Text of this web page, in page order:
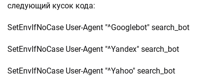
следующий кусок кода:
SetEnvIfNoCase User-Agent "^Googlebot" search_bot
SetEnvIfNoCase User-Agent "^Yandex" search_bot
SetEnvIfNoCase User-Agent "^Yahoo" search_bot